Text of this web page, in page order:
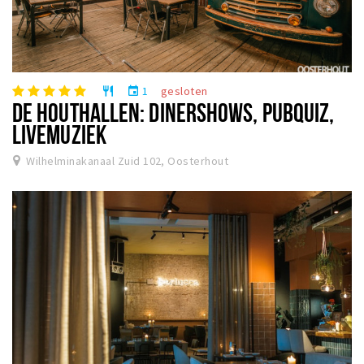
restaurant event 1 gesloten
DE HOUTHALLEN: DINERSHOWS, PUBQUIZ,
LIVEMUZIEK
Wilhelminakanaal Zuid 102, Oosterhout